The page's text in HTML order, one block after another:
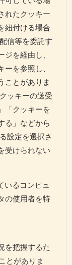
れたクッキー
紐付ける場合
信等を委託す
を経由し、
を参照し、
ことがありま
ッキーの送受
「クッキーを
る」などから
設定を選択さ
受けられない
いるコンピュ
の使用者を特
を把握するた
とがありま